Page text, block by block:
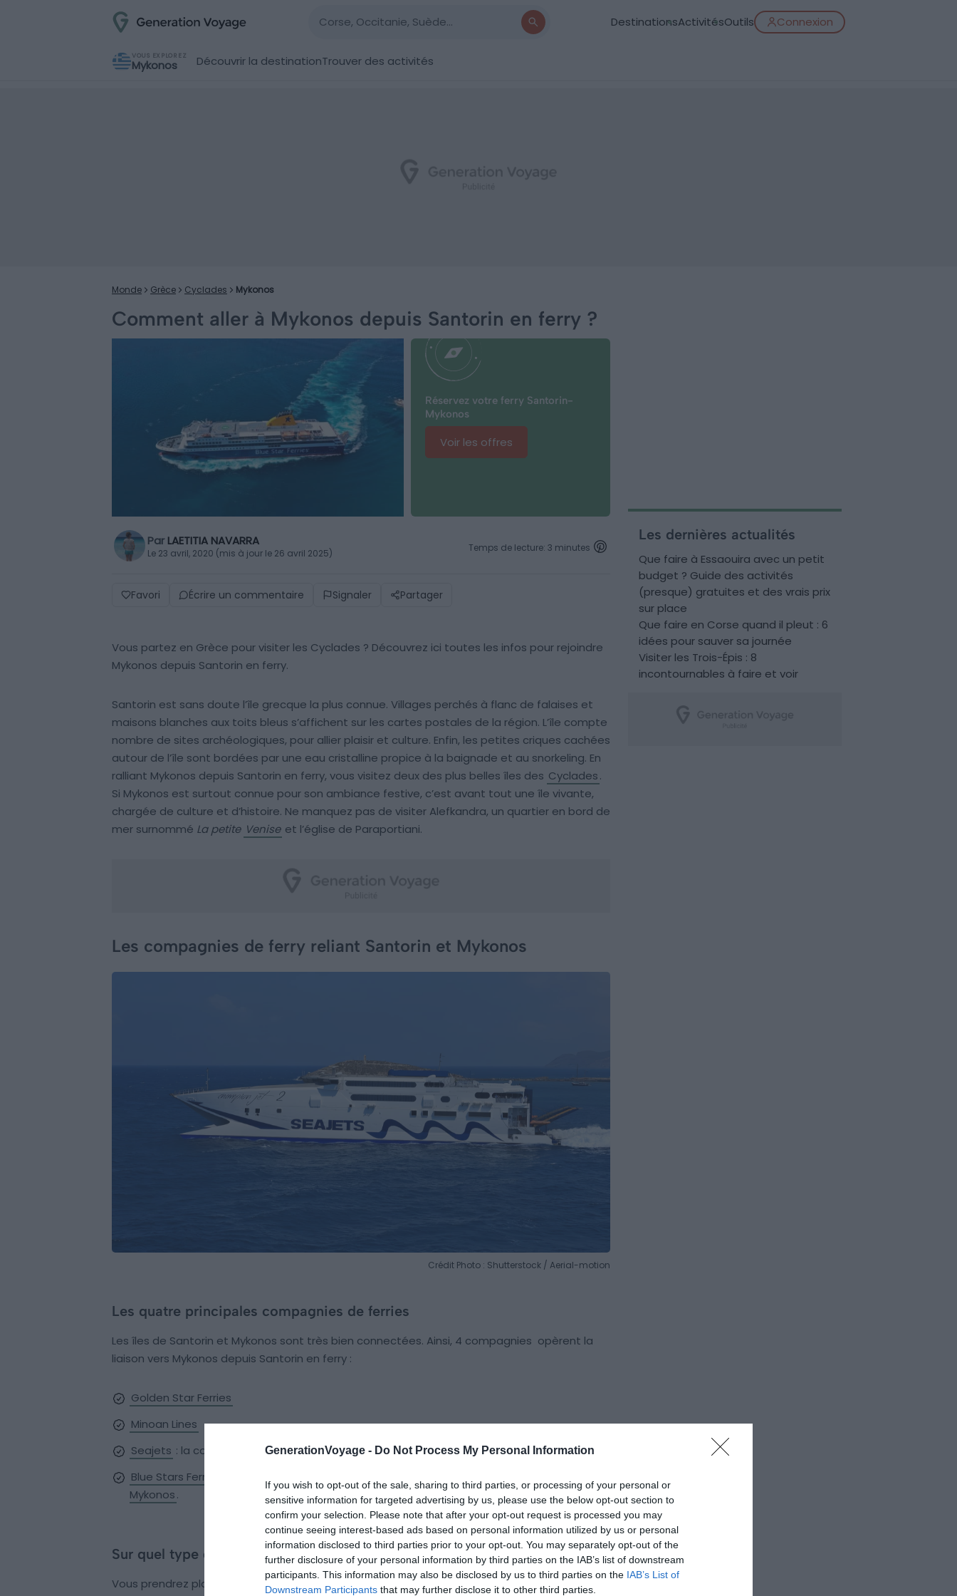
GenerationVoyage - Do Not Process My Personal Information
If you wish to opt-out of the sale, sharing to third parties, or processing of your personal or
sensitive information for targeted advertising by us, please use the below opt-out section to
confirm your selection. Please note that after your opt-out request is processed you may
continue seeing interest-based ads based on personal information utilized by us or personal
information disclosed to third parties prior to your opt-out. You may separately opt-out of the
further disclosure of your personal information by third parties on the IAB’s list of downstream
participants. This information may also be disclosed by us to third parties on the IAB’s List of
Downstream Participants that may further disclose it to other third parties.
DestinationsActivitésOutils Connexion
VOUS EXPLOREZ
Mykonos Découvrir la destinationTrouver des activités
Monde Grèce Cyclades Mykonos
Comment aller à Mykonos depuis Santorin en ferry ?
Réservez votre ferry Santorin-
Mykonos
Voir les offres
Par LAETITIA NAVARRA
Le 23 avril, 2020 (mis à jour le 26 avril 2025) Temps de lecture: 3 minutes
Favori Écrire un commentaire Signaler Partager
Vous partez en Grèce pour visiter les Cyclades ? Découvrez ici toutes les infos pour rejoindre
Mykonos depuis Santorin en ferry.
Santorin est sans doute l’île grecque la plus connue. Villages perchés à flanc de falaises et
maisons blanches aux toits bleus s’affichent sur les cartes postales de la région. L’île compte
nombre de sites archéologiques, pour allier plaisir et culture. Enfin, les petites criques cachées
autour de l’île sont bordées par une eau cristalline propice à la baignade et au snorkeling. En
ralliant Mykonos depuis Santorin en ferry, vous visitez deux des plus belles îles des Cyclades.
Si Mykonos est surtout connue pour son ambiance festive, c’est avant tout une île vivante,
chargée de culture et d’histoire. Ne manquez pas de visiter Alefkandra, un quartier en bord de
mer surnommé La petite Venise et l’église de Paraportiani.
Les compagnies de ferry reliant Santorin et Mykonos
Crédit Photo : Shutterstock / Aerial-motion
Les quatre principales compagnies de ferries
Les îles de Santorin et Mykonos sont très bien connectées. Ainsi, 4 compagnies opèrent la
liaison vers Mykonos depuis Santorin en ferry :
Golden Star Ferries
Minoan Lines
Seajets : la compagnie fait aussi la traversée Mykonos-Naxos et Paros-Mykonos.
Blue Stars Ferries
Mykonos.
Sur quel type d’embarcation voyage-t-on ?
Vous prendrez place à bord de bateaux rapides
réservés aux passagers sans véhicules. Les
Les dernières actualités
Que faire à Essaouira avec un petit
budget ? Guide des activités
(presque) gratuites et des vrais prix
sur place
Que faire en Corse quand il pleut : 6
idées pour sauver sa journée
Visiter les Trois-Épis : 8
incontournables à faire et voir